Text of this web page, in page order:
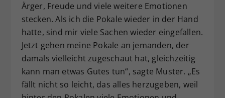
Ärger, Freude und viele weitere Emotionen
stecken. Als ich die Pokale wieder in der Hand
hatte, sind mir viele Sachen wieder eingefallen.
Jetzt gehen meine Pokale an jemanden, der
damals vielleicht zugeschaut hat, gleichzeitig
kann man etwas Gutes tun“, sagte Muster. „Es
fällt nicht so leicht, das alles herzugeben, weil